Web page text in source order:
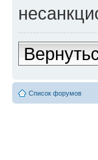
Список форумов